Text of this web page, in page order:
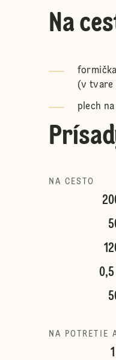
Na
(v tvare
plech
NA CESTO
0,5
NA POTRETIE